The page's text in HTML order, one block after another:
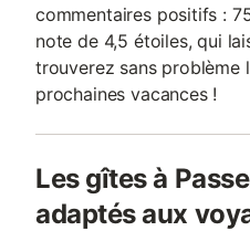
commentaires positifs :
note de 4,5 étoiles, qui
trouverez sans
prochaines vacances !
Les gîtes à
adaptés aux